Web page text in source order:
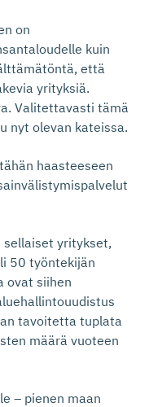
on
kuin
että
yrityksiä.
Valitettavasti tämä
nyt olevan kateissa.
haasteeseen
sellaiset yritykset,
50 työntekijän
ovat siihen
tavoitetta tuplata
määrä vuoteen
– pienen maan